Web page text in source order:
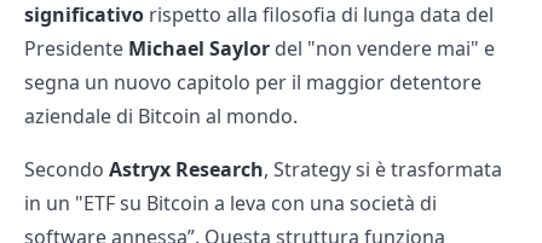
significativo rispetto alla filosofia di lunga data del
Presidente Michael Saylor del "non vendere mai" e
segna un nuovo capitolo per il maggior detentore
aziendale di Bitcoin al mondo.
Secondo Astryx Research, Strategy si è trasformata
in un "ETF su Bitcoin a leva con una società di
software annessa”. Questa struttura funziona